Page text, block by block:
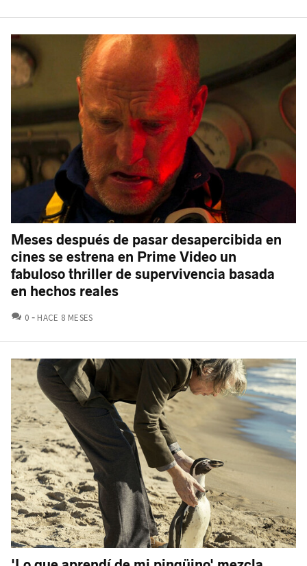
Meses después de pasar desapercibida en
cines se estrena en Prime Video un
fabuloso thriller de supervivencia basada
en hechos reales
0 COMENTARIOS
HACE 8 MESES